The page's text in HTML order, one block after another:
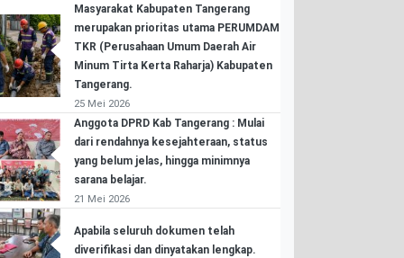
Masyarakat Kabupaten Tangerang
merupakan prioritas utama PERUMDAM
TKR (Perusahaan Umum Daerah Air
Minum Tirta Kerta Raharja) Kabupaten
Tangerang.
25 Mei 2026
Anggota DPRD Kab Tangerang : Mulai
dari rendahnya kesejahteraan, status
yang belum jelas, hingga minimnya
sarana belajar.
21 Mei 2026
Apabila seluruh dokumen telah
diverifikasi dan dinyatakan lengkap.